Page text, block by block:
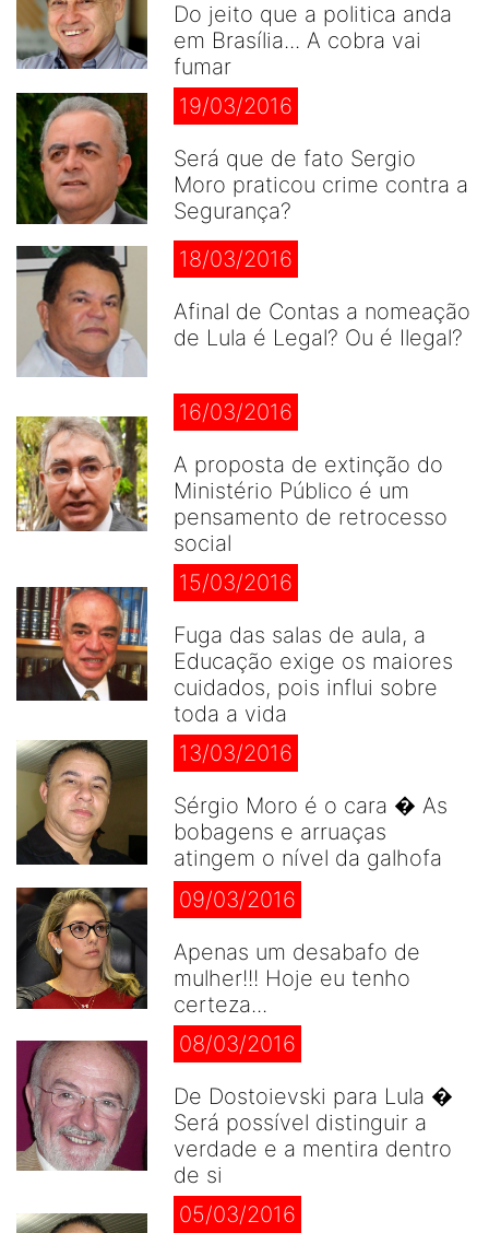
Do jeito que a politica anda
em Brasília... A cobra vai
fumar
19/03/2016
Será que de fato Sergio
Moro praticou crime contra a
Segurança?
18/03/2016
Afinal de Contas a nomeação
de Lula é Legal? Ou é Ilegal?
16/03/2016
A proposta de extinção do
Ministério Público é um
pensamento de retrocesso
social
15/03/2016
Fuga das salas de aula, a
Educação exige os maiores
cuidados, pois influi sobre
toda a vida
13/03/2016
Sérgio Moro é o cara � As
bobagens e arruaças
atingem o nível da galhofa
09/03/2016
Apenas um desabafo de
mulher!!! Hoje eu tenho
certeza...
08/03/2016
De Dostoievski para Lula �
Será possível distinguir a
verdade e a mentira dentro
de si
05/03/2016